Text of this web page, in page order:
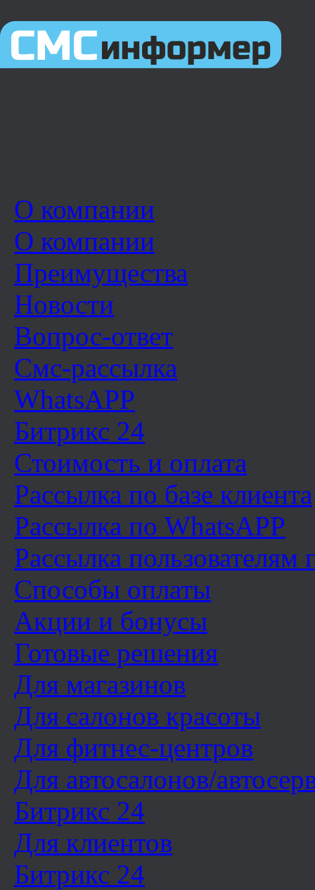
О компании
О компании
Преимущества
Новости
Вопрос-ответ
Смс-рассылка
WhatsAPP
Битрикс 24
Стоимость и оплата
Рассылка по базе клиента
Рассылка по WhatsAPP
Рассылка
Способы оплаты
Акции и бонусы
Готовые решения
Для магазинов
Для салонов красоты
Для фитнес-центров
Для автосалонов/
Битрикс 24
Для клиентов
Битрикс 24